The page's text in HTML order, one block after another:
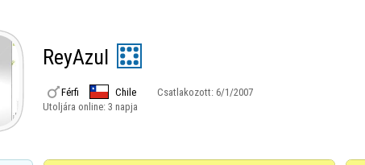
ReyAzul
Férfi Chile Csatlakozott: 6/1/2007
Utoljára online: 3 napja